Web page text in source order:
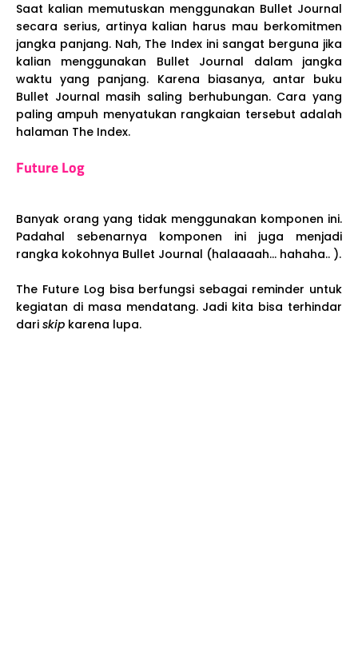
Saat kalian memutuskan menggunakan Bullet Journal
secara serius, artinya kalian harus mau berkomitmen
jangka panjang. Nah, The Index ini sangat berguna jika
kalian menggunakan Bullet Journal dalam jangka
waktu yang panjang. Karena biasanya, antar buku
Bullet Journal masih saling berhubungan. Cara yang
paling ampuh menyatukan rangkaian tersebut adalah
halaman The Index.
Future Log
Banyak orang yang tidak menggunakan komponen ini.
Padahal sebenarnya komponen ini juga menjadi
rangka kokohnya Bullet Journal (halaaaah... hahaha.. ).
The Future Log bisa berfungsi sebagai reminder untuk
kegiatan di masa mendatang. Jadi kita bisa terhindar
dari skip karena lupa.